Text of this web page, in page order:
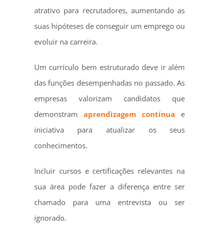
atrativo para recrutadores, aumentando as
suas hipóteses de conseguir um emprego ou
evoluir na carreira.
Um currículo bem estruturado deve ir além
das funções desempenhadas no passado. As
empresas valorizam candidatos que
demonstram aprendizagem contínua e
iniciativa para atualizar os seus
conhecimentos.
Incluir cursos e certificações relevantes na
sua área pode fazer a diferença entre ser
chamado para uma entrevista ou ser
ignorado.